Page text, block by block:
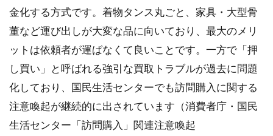
金化する方式です。着物タンス丸ごと、家具・大型骨
董など運び出しが大変な品に向いており、最大のメリ
ットは依頼者が運ばなくて良いことです。一方で「押
し買い」と呼ばれる強引な買取トラブルが過去に問題
化しており、国民生活センターでも訪問購入に関する
注意喚起が継続的に出されています（消費者庁・国民
生活センター「訪問購入」関連注意喚起